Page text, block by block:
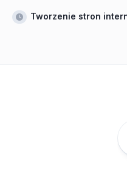
Tworzenie stron